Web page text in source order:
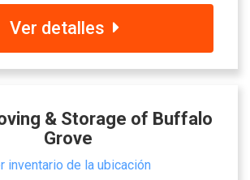
Ver detalles
& Storage of Buffalo
Grove
inventario de la ubicación